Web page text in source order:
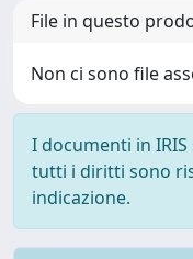
File in questo
Non ci sono file
I documenti in
tutti i diritti sono
indicazione.